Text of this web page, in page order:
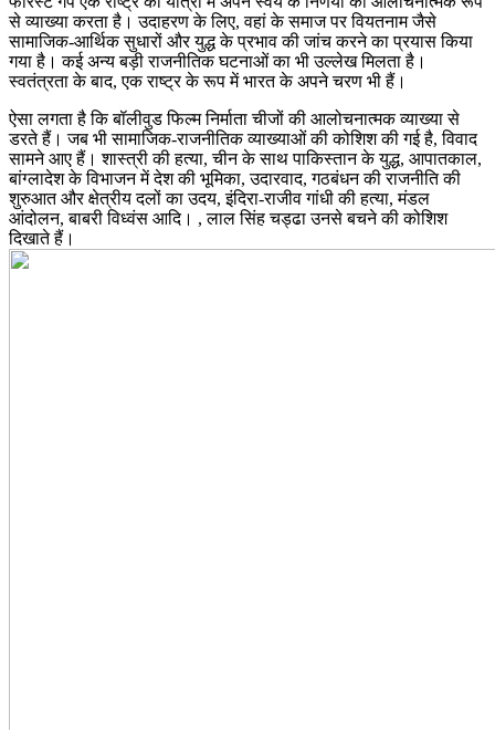
से व्याख्या करता है। उदाहरण के लिए, वहां के समाज पर वियतनाम जैसे
सामाजिक-आर्थिक सुधारों और युद्ध के प्रभाव की जांच करने का प्रयास किया
गया है। कई अन्य बड़ी राजनीतिक घटनाओं का भी उल्लेख मिलता है।
स्वतंत्रता के बाद, एक राष्ट्र के रूप में भारत के अपने चरण भी हैं।
ऐसा लगता है कि बॉलीवुड फिल्म निर्माता चीजों की आलोचनात्मक व्याख्या से
डरते हैं। जब भी सामाजिक-राजनीतिक व्याख्याओं की कोशिश की गई है, विवाद
सामने आए हैं। शास्त्री की हत्या, चीन के साथ पाकिस्तान के युद्ध, आपातकाल,
बांग्लादेश के विभाजन में देश की भूमिका, उदारवाद, गठबंधन की राजनीति की
शुरुआत और क्षेत्रीय दलों का उदय, इंदिरा-राजीव गांधी की हत्या, मंडल
आंदोलन, बाबरी विध्वंस आदि। , लाल सिंह चड्ढा उनसे बचने की कोशिश
दिखाते हैं।